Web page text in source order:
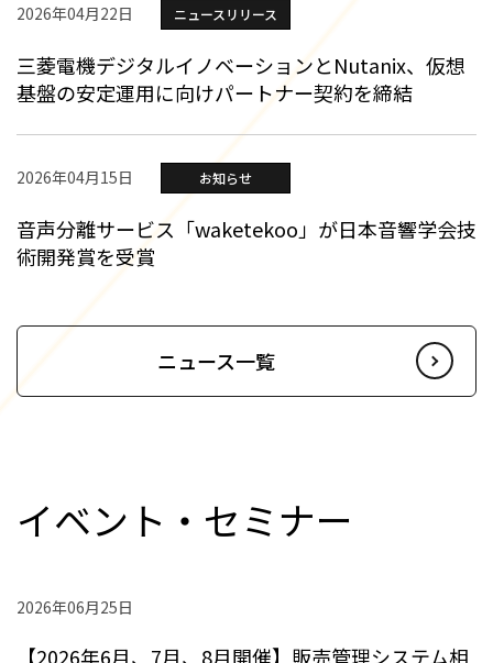
2026年04月22日 ニュースリリース
三菱電機デジタルイノベーションとNutanix、仮想
基盤の安定運用に向けパートナー契約を締結
2026年04月15日 お知らせ
音声分離サービス「waketekoo」が日本音響学会技
術開発賞を受賞
ニュース一覧
イベント・セミナー
2026年06月25日
【2026年6月、7月、8月開催】販売管理システム相